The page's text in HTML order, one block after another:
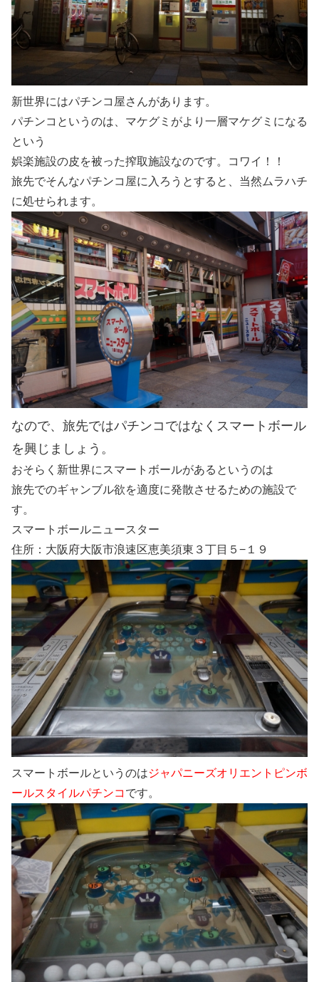
新世界にはパチンコ屋さんがあります。
パチンコというのは、マケグミがより一層マケグミになる
という
娯楽施設の皮を被った搾取施設なのです。コワイ！！
旅先でそんなパチンコ屋に入ろうとすると、当然ムラハチ
に処せられます。
なので、旅先ではパチンコではなくスマートボール
を興じましょう。
おそらく新世界にスマートボールがあるというのは
旅先でのギャンブル欲を適度に発散させるための施設で
す。
スマートボールニュースター
住所：大阪府大阪市浪速区恵美須東３丁目５−１９
スマートボールというのはジャパニーズオリエントピンボ
ールスタイルパチンコ です。